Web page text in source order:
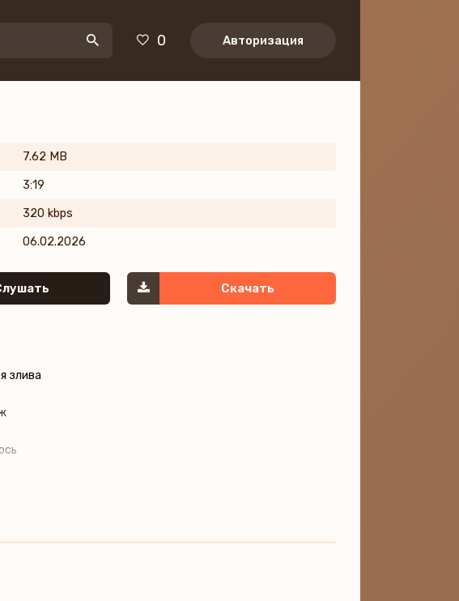
0 Авторизация
7.62 MB
3:19
320 kbps
06.02.2026
Скачать
злива